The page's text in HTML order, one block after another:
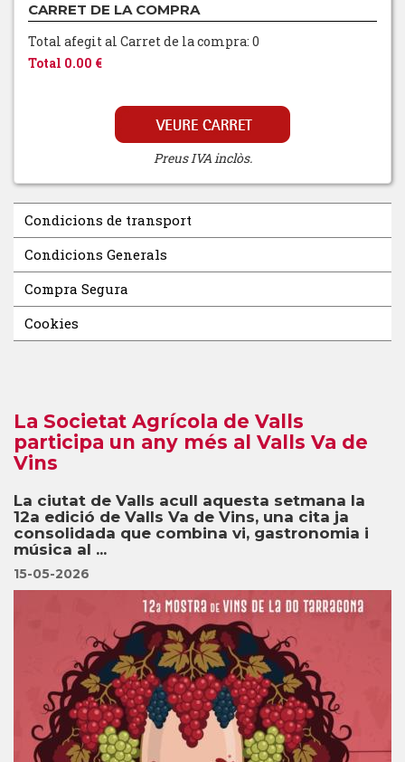
CARRET DE LA COMPRA
Total afegit al Carret de la compra: 0
Total 0.00 €
Preus IVA inclòs.
Condicions de transport
Condicions Generals
Compra Segura
Cookies
La Societat Agrícola de Valls
participa un any més al Valls Va de
Vins
La ciutat de Valls acull aquesta setmana la
12a edició de Valls Va de Vins, una cita ja
consolidada que combina vi, gastronomia i
música al ...
15-05-2026